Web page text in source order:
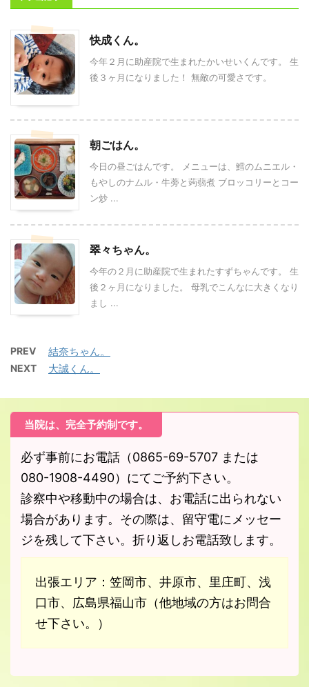
快成くん。
今年２月に助産院で生まれたかいせいくんです。 生
後３ヶ月になりました！ 無敵の可愛さです。
朝ごはん。
今日の昼ごはんです。 メニューは、鱈のムニエル・
もやしのナムル・牛蒡と蒟蒻煮 ブロッコリーとコー
ン炒 ...
翠々ちゃん。
今年の２月に助産院で生まれたすずちゃんです。 生
後２ヶ月になりました。 母乳でこんなに大きくなり
まし ...
PREV 結奈ちゃん。
NEXT 大誠くん。
当院は、完全予約制です。
必ず事前にお電話（0865-69-5707 または
080-1908-4490）にてご予約下さい。
診察中や移動中の場合は、お電話に出られない
場合があります。その際は、留守電にメッセー
ジを残して下さい。折り返しお電話致します。
出張エリア：笠岡市、井原市、里庄町、浅
口市、広島県福山市（他地域の方はお問合
せ下さい。）